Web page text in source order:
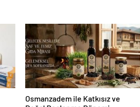
Osmanzadem ile Katkısız ve